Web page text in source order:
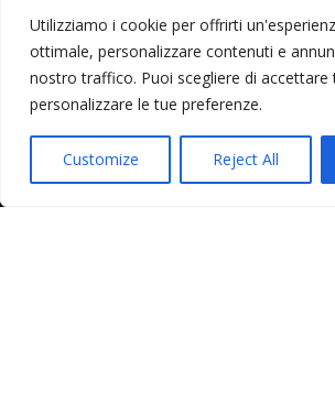
Utilizziamo i cookie per offrirti
ottimale, personalizzare contenuti e
nostro traffico. Puoi scegliere di
personalizzare le tue preferenze.
Customize Reject All
Home
Lipari News
Cronaca Lipari
Politica Lipari
Cultura Lipari